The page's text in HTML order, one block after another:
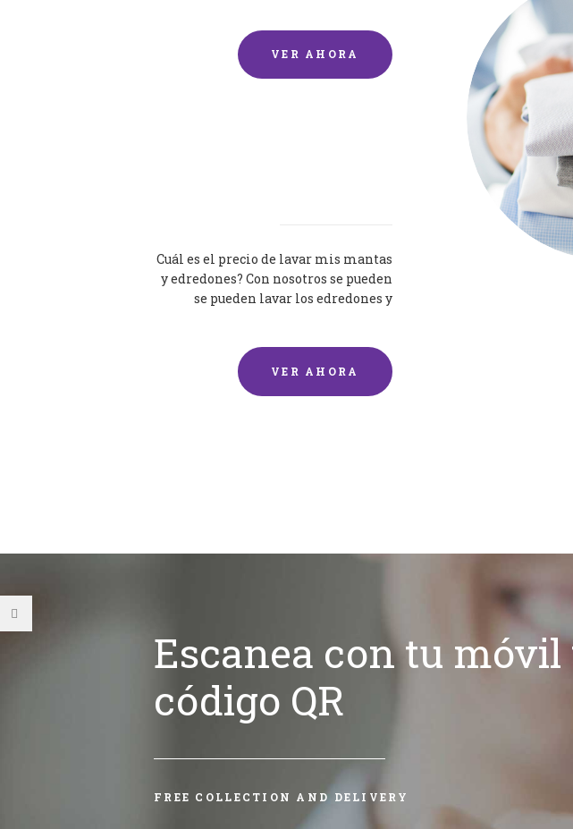
VER AHORA
Cuál es el precio de lavar mis mantas
y edredones? Con nosotros se pueden
se pueden lavar los edredones y
VER AHORA
Escanea con tu móvil
código QR
FREE COLLECTION AND DELIVERY